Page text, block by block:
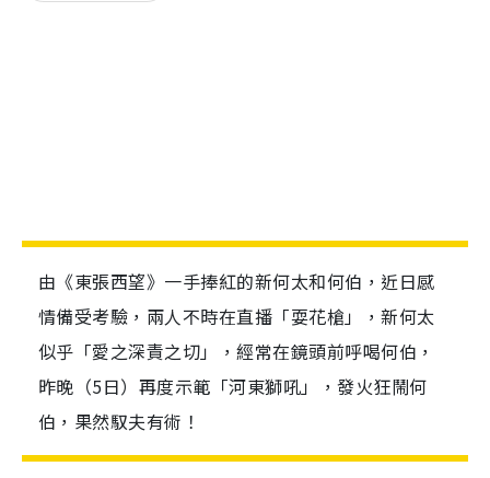
由《東張西望》一手捧紅的新何太和何伯，近日感
情備受考驗，兩人不時在直播「耍花槍」，新何太
似乎「愛之深責之切」，經常在鏡頭前呼喝何伯，
昨晚（5日）再度示範「河東獅吼」，發火狂鬧何
伯，果然馭夫有術！